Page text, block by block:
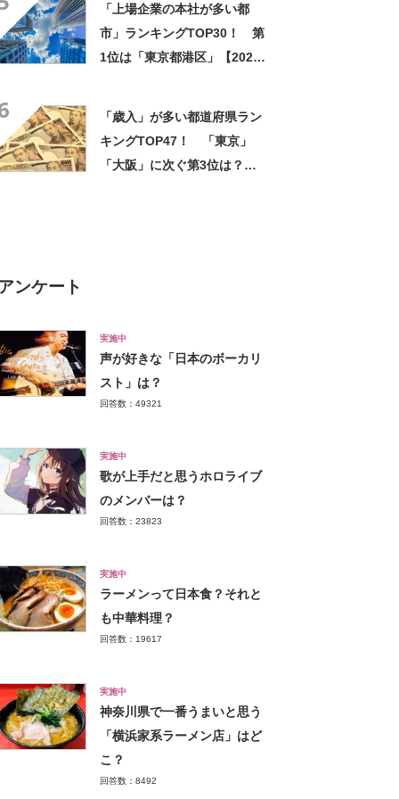
「上場企業の本社が多い都
市」ランキングTOP30！ 第
1位は「東京都港区」【2024
「歳入」が多い都道府県ラン
キングTOP47！ 「東京」
「大阪」に次ぐ第3位は？
アンケート
実施中
声が好きな「日本のボーカリ
スト」は？
回答数：49321
実施中
歌が上手だと思うホロライブ
のメンバーは？
回答数：23823
実施中
ラーメンって日本食？それと
も中華料理？
回答数：19617
実施中
神奈川県で一番うまいと思う
「横浜家系ラーメン店」はど
こ？
回答数：8492